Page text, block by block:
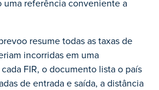
uma referência conveniente a
resume todas as taxas de
incorridas em uma
FIR, o documento lista o país
de entrada e saída, a distância